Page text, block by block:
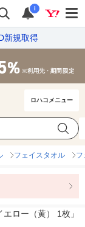
i
新規取得
ロハコメニュー
フェイスタオル フ